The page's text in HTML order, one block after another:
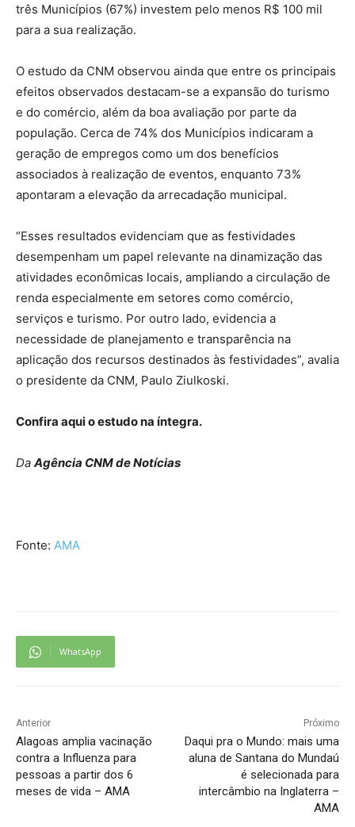
três Municípios (67%) investem pelo menos R$ 100 mil
para a sua realização.
O estudo da CNM observou ainda que entre os principais
efeitos observados destacam-se a expansão do turismo
e do comércio, além da boa avaliação por parte da
população. Cerca de 74% dos Municípios indicaram a
geração de empregos como um dos benefícios
associados à realização de eventos, enquanto 73%
apontaram a elevação da arrecadação municipal.
“Esses resultados evidenciam que as festividades
desempenham um papel relevante na dinamização das
atividades econômicas locais, ampliando a circulação de
renda especialmente em setores como comércio,
serviços e turismo. Por outro lado, evidencia a
necessidade de planejamento e transparência na
aplicação dos recursos destinados às festividades”, avalia
o presidente da CNM, Paulo Ziulkoski.
Confira aqui o estudo na íntegra.
Da Agência CNM de Notícias
Fonte: AMA
WhatsApp
Anterior
Alagoas amplia vacinação
contra a Influenza para
pessoas a partir dos 6
meses de vida – AMA
Próximo
Daqui pra o Mundo: mais uma
aluna de Santana do Mundaú
é selecionada para
intercâmbio na Inglaterra –
AMA